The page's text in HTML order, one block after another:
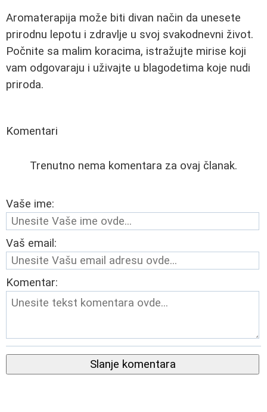
Aromaterapija može biti divan način da unesete
prirodnu lepotu i zdravlje u svoj svakodnevni život.
Počnite sa malim koracima, istražujte mirise koji
vam odgovaraju i uživajte u blagodetima koje nudi
priroda.
Komentari
Trenutno nema komentara za ovaj članak.
Vaše ime:
Vaš email:
Komentar:
Slanje komentara